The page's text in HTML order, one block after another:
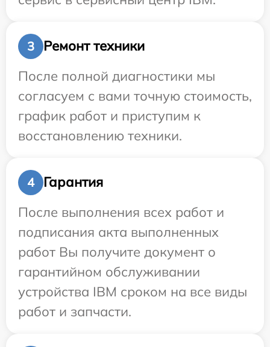
3
Ремонт техники
После полной диагностики мы
согласуем с вами точную стоимость,
график работ и приступим к
восстановлению техники.
4
Гарантия
После выполнения всех работ и
подписания акта выполненных
работ Вы получите документ о
гарантийном обслуживании
устройства IBM сроком на все виды
работ и запчасти.